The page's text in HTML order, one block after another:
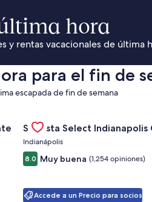
hora
y rentas vacacionales de última
para el fin de
escapada de fin de semana
Gallery
Carousel
Sonesta Select Indianapolis
Indianápolis
8.0 Muy buena (1,254 opiniones)
Accede a un Precio para socios